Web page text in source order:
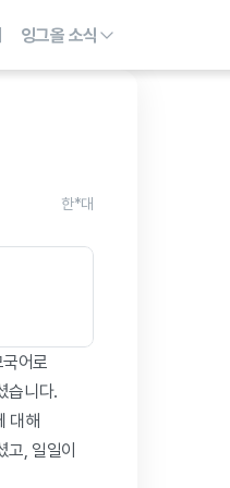
잉그올 소식
한*대
어로
습니다.
대해
, 일일이